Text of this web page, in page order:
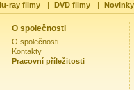
ray filmy | DVD filmy |
O společnosti
O společnosti
Kontakty
Pracovní příležitosti